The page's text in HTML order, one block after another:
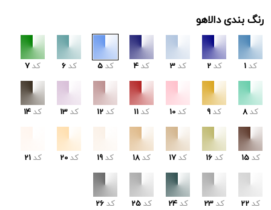
رنگ بندی دالاهو
کد 1 کد 2 کد 3 کد 4 کد 5 کد 6 کد 7
کد 8 کد 9 کد 10 کد 11 کد 12 کد 13 کد 14
کد 15 کد 16 کد 17 کد 18 کد 19 کد 20 کد 21
کد 22 کد 23 کد 24 کد 25 کد 26